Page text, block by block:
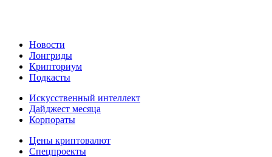
Новости
Лонгриды
Крипториум
Подкасты
Искусственный интеллект
Дайджест месяца
Корпораты
Цены криптовалют
Спецпроекты